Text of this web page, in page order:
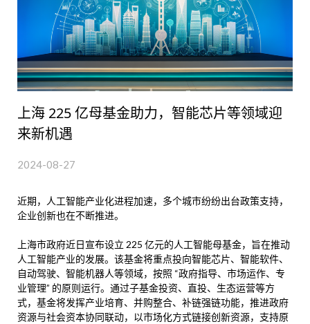
上海 225 亿母基金助力，智能芯片等领域迎
来新机遇
2024-08-27
近期，人工智能产业化进程加速，多个城市纷纷出台政策支持，
企业创新也在不断推进。
上海市政府近日宣布设立 225 亿元的人工智能母基金，旨在推动
人工智能产业的发展。该基金将重点投向智能芯片、智能软件、
自动驾驶、智能机器人等领域，按照 “政府指导、市场运作、专
业管理” 的原则运行。通过子基金投资、直投、生态运营等方
式，基金将发挥产业培育、并购整合、补链强链功能，推进政府
资源与社会资本协同联动，以市场化方式链接创新资源，支持原